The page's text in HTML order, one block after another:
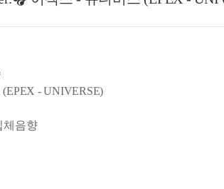
- UNIVERSE)
체음향